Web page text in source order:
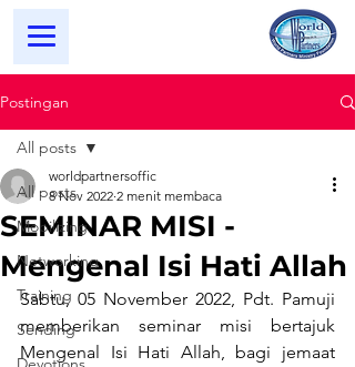
Postingan
All posts
Mobilizing
Networking
Training
Sending
All posts
SEMINAR MISI -
Mengenal Isi Hati Allah
worldpartnersoffic
8 Nov 2022 2 menit membaca
Sabtu, 05 November 2022, Pdt. Pamuji
memberikan seminar misi bertajuk
Mengenal Isi Hati Allah, bagi jemaat